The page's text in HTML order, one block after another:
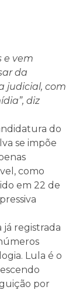
e vem
da
judicial, com
diz
do
se impõe
como
em 22 de
registrada
Lula é o
por